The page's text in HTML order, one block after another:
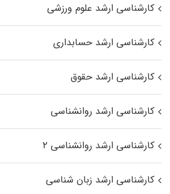
کارشناسی ارشد علوم ورزشی
کارشناسی ارشد حسابداری
کارشناسی ارشد حقوق
کارشناسی ارشد روانشناسی
کارشناسی ارشد روانشناسی ۲
کارشناسی ارشد زبان شناسی